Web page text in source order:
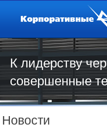
К лидерству
совершенные
Новости